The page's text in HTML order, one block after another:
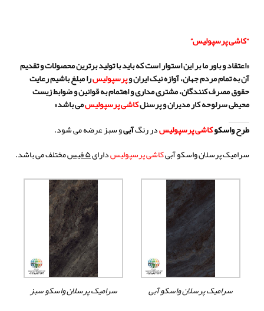
“کاشی پرسپولیس”
«اعتقاد و باور ما بر این استوار است که باید با تولید برترین محصولات و تقدیم
آن به تمام مردم جهان، آوازه نیک ایران وپرسپولیسرا مبلغ باشیم رعایت
حقوق مصرف کنندگان، مشتری مداری و اهتمام به قوانین و ضوابط زیست
محیطی سرلوحه کار مدیران و پرسنلکاشی پرسپولیسمی باشد»
طرح واسکوکاشیپرسپولیسدر رنگآبیو سبز عرضه می شود.
سرامیک پرسلان واسکو آبیکاشیپرسپولیسدارای۵ فیس مختلف می باشد.
سرامیک پرسلان واسکو آبی سرامیک پرسلان واسکو سبز